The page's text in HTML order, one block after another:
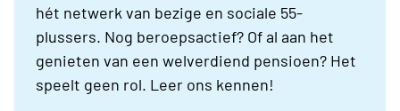
hét netwerk van bezige en sociale 55-
plussers. Nog beroepsactief? Of al aan het
genieten van een welverdiend pensioen? Het
speelt geen rol. Leer ons kennen!